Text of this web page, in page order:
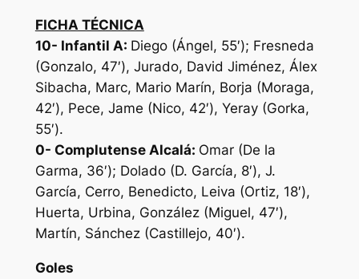
FICHA TÉCNICA
10- Infantil A: Diego (Ángel, 55′); Fresneda
(Gonzalo, 47′), Jurado, David Jiménez, Álex
Sibacha, Marc, Mario Marín, Borja (Moraga,
42′), Pece, Jame (Nico, 42′), Yeray (Gorka,
55′).
0- Complutense Alcalá: Omar (De la
Garma, 36′); Dolado (D. García, 8′), J.
García, Cerro, Benedicto, Leiva (Ortiz, 18′),
Huerta, Urbina, González (Miguel, 47′),
Martín, Sánchez (Castillejo, 40′).
Goles